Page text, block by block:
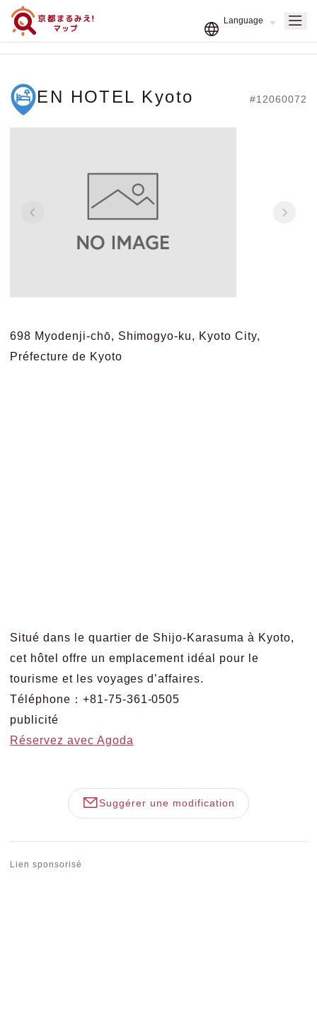
EN HOTEL Kyoto #12060072
698 Myodenji-chō, Shimogyo-ku, Kyoto City,
Préfecture de Kyoto
Situé dans le quartier de Shijo-Karasuma à Kyoto,
cet hôtel offre un emplacement idéal pour le
tourisme et les voyages d’affaires.
Téléphone：+81-75-361-0505
publicité
Réservez avec Agoda
Suggérer une modification
Lien sponsorisé